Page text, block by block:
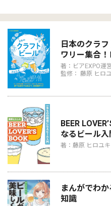
日本のクラ
ワリー集合
著：ビアEXPO運
監修： 藤原 ヒロ
BEER
なるビール入
著：藤原 ヒロユキ
まんがでわ
知識